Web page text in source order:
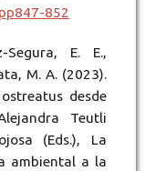
852
E. E.,
M. A. (2023).
desde
Teutli
(Eds.), La
ambiental a la